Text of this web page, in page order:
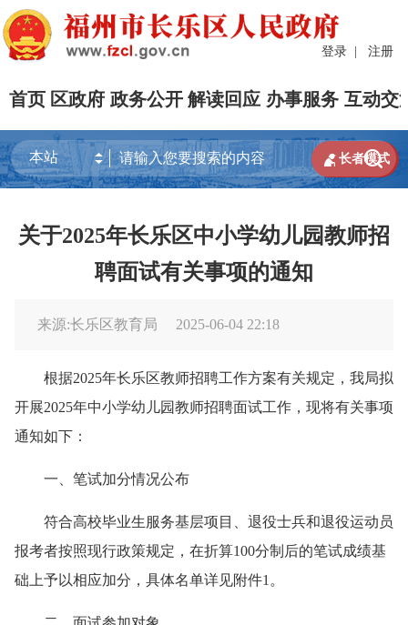
登录 | 注册
首页 区政府 政务公开 解读回应 办事服务 互动交

 长者模式
关于2025年长乐区中小学幼儿园教师招
聘面试有关事项的通知
来源:长乐区教育局 2025-06-04 22:18
根据2025年长乐区教师招聘工作方案有关规定，我局拟
开展2025年中小学幼儿园教师招聘面试工作，现将有关事项
通知如下：
一、笔试加分情况公布
符合高校毕业生服务基层项目、退役士兵和退役运动员
报考者按照现行政策规定，在折算100分制后的笔试成绩基
础上予以相应加分，具体名单详见附件1。